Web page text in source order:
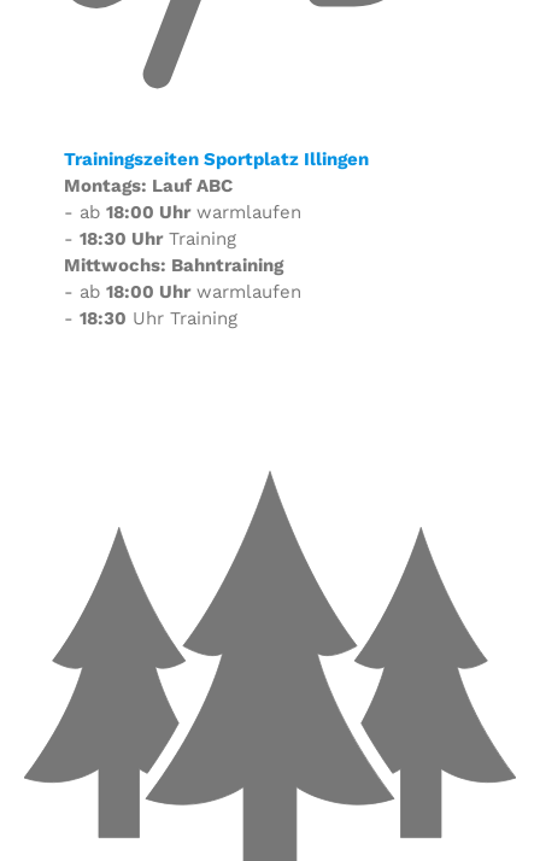
Trainingszeiten Sportplatz Illingen
Montags: Lauf ABC
- ab 18:00 Uhrwarmlaufen
- 18:30 UhrTraining
Mittwochs: Bahntraining
- ab 18:00 Uhrwarmlaufen
- 18:30 Uhr Training